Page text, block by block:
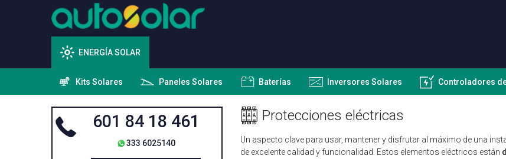
ENERGÍA SOLAR
Kits Solares Paneles Solares Baterías Inversores Solares Controladores
601 84 18 461
333 6025140
Protecciones eléctricas
Un aspecto clave para usar, mantener y disfrutar al máximo de una
de excelente calidad y funcionalidad. Estos elementos eléctricos están